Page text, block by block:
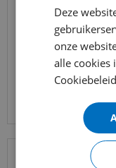
75
In
t/m 14
bereikbaar.
Bestelling
echter iets
gewend
Voor
Deze
onze
alle cookies